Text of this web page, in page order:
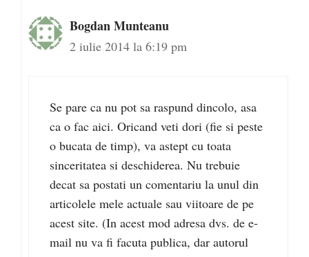
Bogdan Munteanu
2 iulie 2014 la 6:19 pm
Se pare ca nu pot sa raspund dincolo, asa
ca o fac aici. Oricand veti dori (fie si peste
o bucata de timp), va astept cu toata
sinceritatea si deschiderea. Nu trebuie
decat sa postati un comentariu la unul din
articolele mele actuale sau viitoare de pe
acest site. (In acest mod adresa dvs. de e-
mail nu va fi facuta publica, dar autorul